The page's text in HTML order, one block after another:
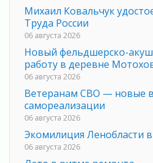
Михаил Ковальчук
Труда России
06 августа 2026
Новый фельдшерско-
работу в деревне
06 августа 2026
Ветеранам СВО — новые
самореализации
06 августа 2026
Экомилиция Ленобласти
06 августа 2026